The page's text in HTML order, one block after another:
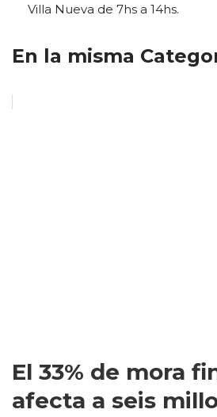
Villa Nueva de 7hs a 14hs.
En la misma
El 33% de mora
afecta a seis